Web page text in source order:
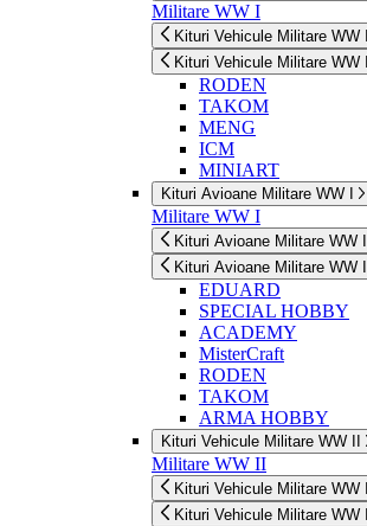
Militare WW I
Kituri Vehicule Militare WW I
Kituri Vehicule Militare WW I
RODEN
TAKOM
MENG
ICM
MINIART
Kituri Avioane Militare WW I
Militare WW I
Kituri Avioane Militare WW I
Kituri Avioane Militare WW I
EDUARD
SPECIAL HOBBY
ACADEMY
MisterCraft
RODEN
TAKOM
ARMA HOBBY
Kituri Vehicule Militare WW II
Militare WW II
Kituri Vehicule Militare WW II
Kituri Vehicule Militare WW II